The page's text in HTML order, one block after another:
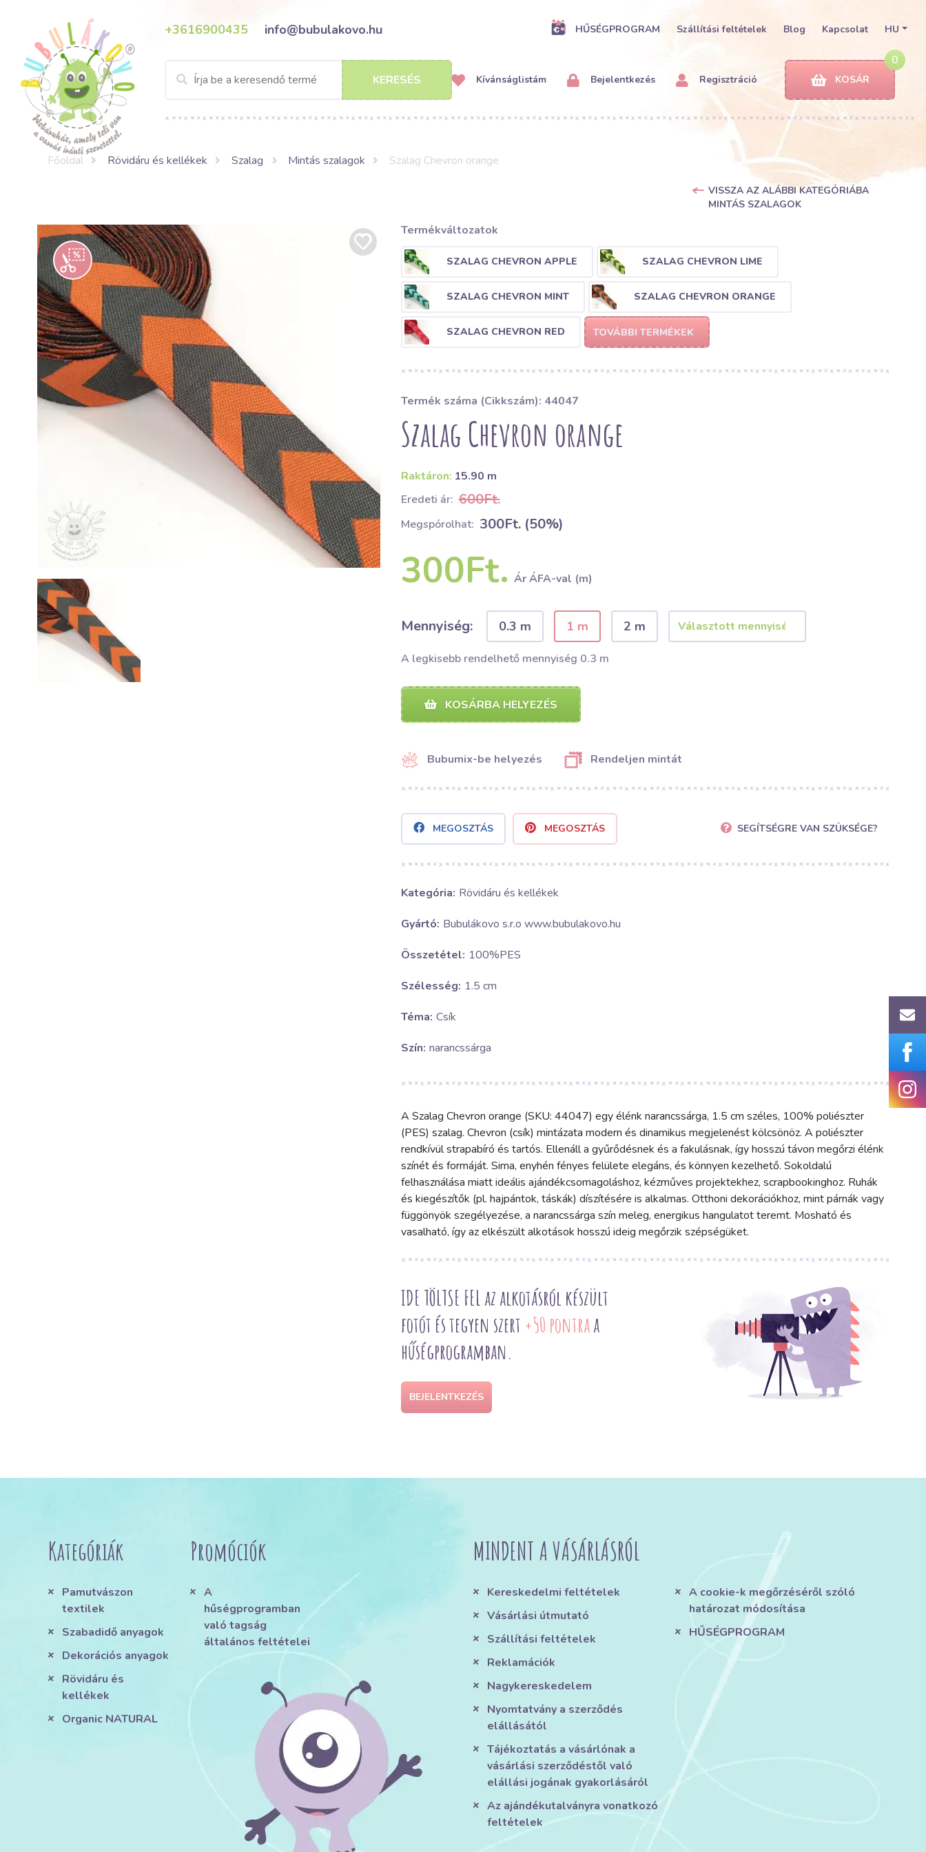
+3616900435 info@bubulakovo.hu HŰSÉGPROGRAM Szállítási feltételek Blog Kapcsolat HU
KERESÉS Kívánságlistám Bejelentkezés Regisztráció
0
KOSÁR
Főoldal Rövidáru és kellékek Szalag Mintás szalagok Szalag Chevron orange
VISSZA AZ ALÁBBI KATEGÓRIÁBA
MINTÁS SZALAGOK
Termékváltozatok
SZALAG CHEVRON APPLE SZALAG CHEVRON LIME
SZALAG CHEVRON MINT SZALAG CHEVRON ORANGE
SZALAG CHEVRON RED TOVÁBBI TERMÉKEK
Termék száma (Cikkszám): 44047
Szalag Chevron orange
Raktáron: 15.90 m
Eredeti ár: 600Ft.
Megspórolhat: 300Ft. (50%)
300Ft. Ár ÁFA-val (m)
Mennyiség: 0.3 m 1 m 2 m
A legkisebb rendelhető mennyiség 0.3 m
KOSÁRBA HELYEZÉS
Bubumix-be helyezés Rendeljen mintát
MEGOSZTÁS MEGOSZTÁS SEGÍTSÉGRE VAN SZÜKSÉGE?
Kategória: Rövidáru és kellékek
Gyártó: Bubulákovo s.r.o www.bubulakovo.hu
Összetétel: 100%PES
Szélesség: 1.5 cm
Téma: Csík
Szín: narancssárga
A Szalag Chevron orange (SKU: 44047) egy élénk narancssárga, 1.5 cm széles, 100% poliészter
(PES) szalag. Chevron (csík) mintázata modern és dinamikus megjelenést kölcsönöz. A poliészter
rendkívül strapabíró és tartós. Ellenáll a gyűrődésnek és a fakulásnak, így hosszú távon megőrzi élénk
színét és formáját. Sima, enyhén fényes felülete elegáns, és könnyen kezelhető. Sokoldalú
felhasználása miatt ideális ajándékcsomagoláshoz, kézműves projektekhez, scrapbookinghoz. Ruhák
és kiegészítők (pl. hajpántok, táskák) díszítésére is alkalmas. Otthoni dekorációkhoz, mint párnák vagy
függönyök szegélyezése, a narancssárga szín meleg, energikus hangulatot teremt. Mosható és
vasalható, így az elkészült alkotások hosszú ideig megőrzik szépségüket.
IDE TÖLTSE FEL az alkotásról készült
fotót és tegyen szert +50 pontraa
hűségprogramban.
BEJELENTKEZÉS
Kategóriák
Pamutvászon
textilek
Szabadidő anyagok
Dekorációs anyagok
Rövidáru és
kellékek
Organic NATURAL
Promóciók
A
hűségprogramban
való tagság
általános feltételei
MINDENT A VÁSÁRLÁSRÓL
Kereskedelmi feltételek
Vásárlási útmutató
Szállítási feltételek
Reklamációk
Nagykereskedelem
Nyomtatvány a szerződés
elállásától
Tájékoztatás a vásárlónak a
vásárlási szerződéstől való
elállási jogának gyakorlásáról
Az ajándékutalványra vonatkozó
feltételek
A cookie-k megőrzéséről szóló
határozat módosítása
HŰSÉGPROGRAM